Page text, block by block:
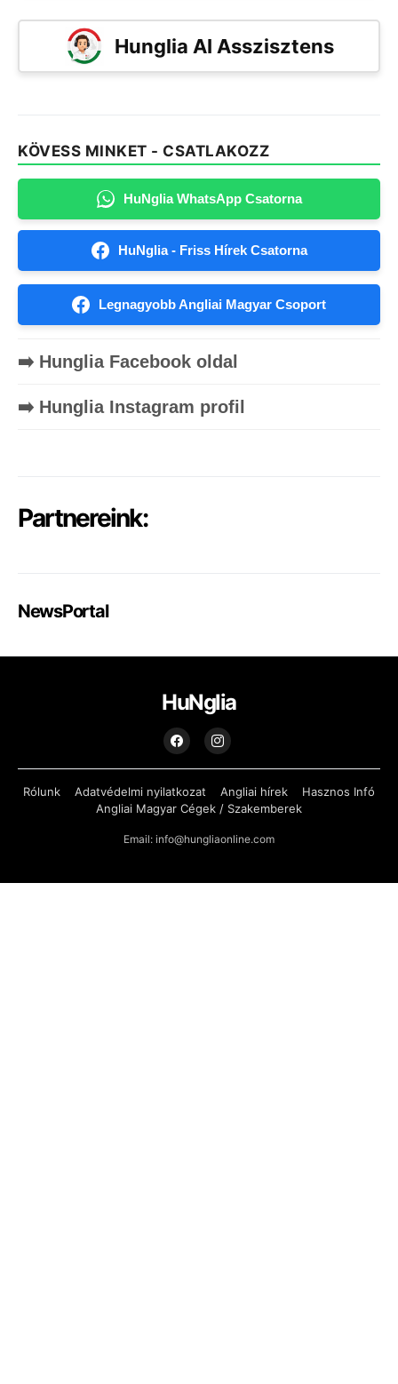
Hunglia AI Asszisztens
KÖVESS MINKET - CSATLAKOZZ
HuNglia WhatsApp Csatorna
HuNglia - Friss Hírek Csatorna
Legnagyobb Angliai Magyar Csoport
➡️ Hunglia Facebook oldal
➡️ Hunglia Instagram profil
Partnereink:
NewsPortal
HuNglia
Rólunk Adatvédelmi nyilatkozat Angliai hírek
Hasznos Infó
Angliai Magyar Cégek / Szakemberek
Email: info@hungliaonline.com